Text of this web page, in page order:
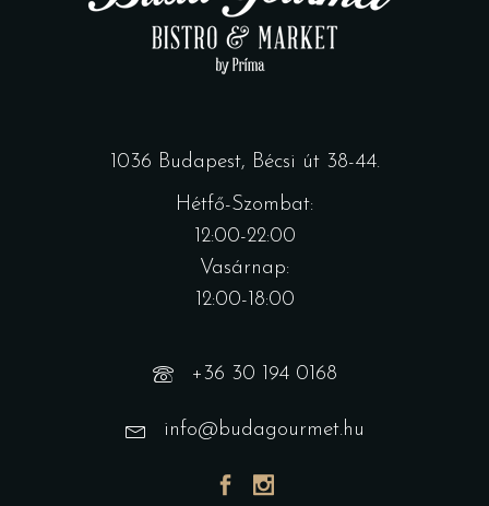
1036 Budapest, Bécsi út 38-44.
Hétfő-Szombat:
12:00-22:00
Vasárnap:
12:00-18:00
+36 30 194 0168
info@budagourmet.hu